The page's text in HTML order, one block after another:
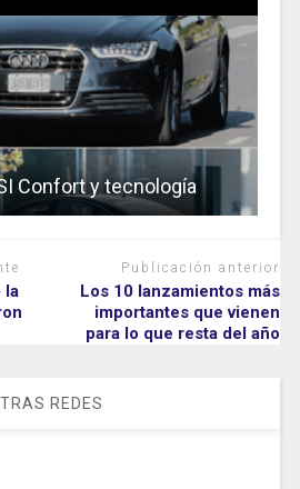
Confort y tecnología
la
Publicación anterior
Los 10 lanzamientos más
importantes que vienen
para lo que resta del año
REDES